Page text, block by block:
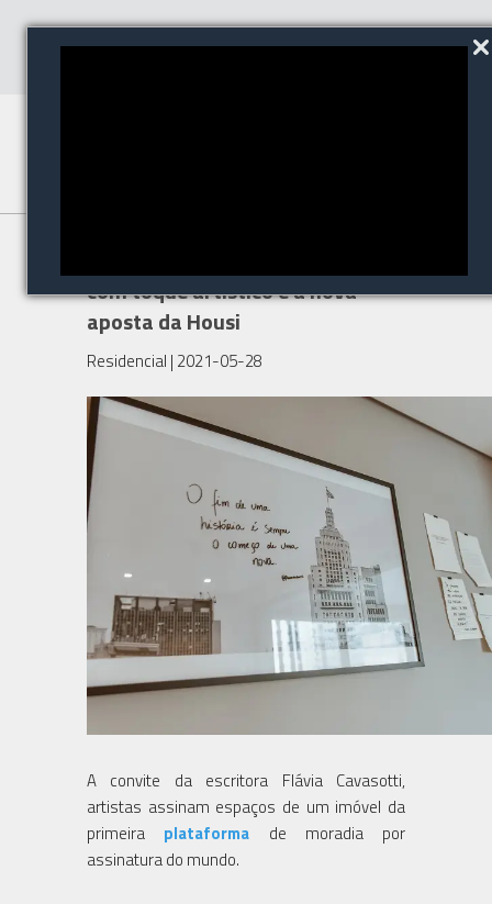
com toque artístico é a nova
aposta da Housi
Residencial | 2021-05-28
A convite da escritora Flávia Cavasotti,
artistas assinam espaços de um imóvel da
primeira plataforma de moradia por
assinatura do mundo.